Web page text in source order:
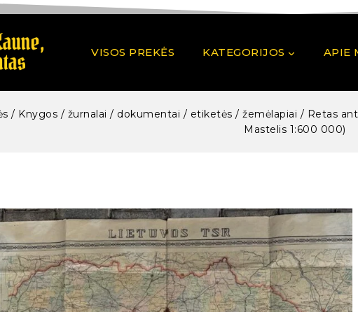
VISOS PREKĖS KATEGORIJOS APIE
/ Knygos / žurnalai / dokumentai / etiketės / žemėlapiai / Retas
Mastelis 1:600 000)